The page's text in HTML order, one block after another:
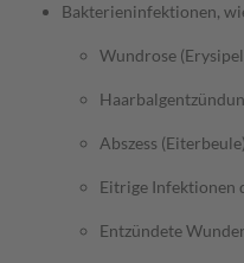
Bakterieninfektionen,
Wundrose
Abszess (Eiterbeule)
Eitrige Infektionen
Entzündete